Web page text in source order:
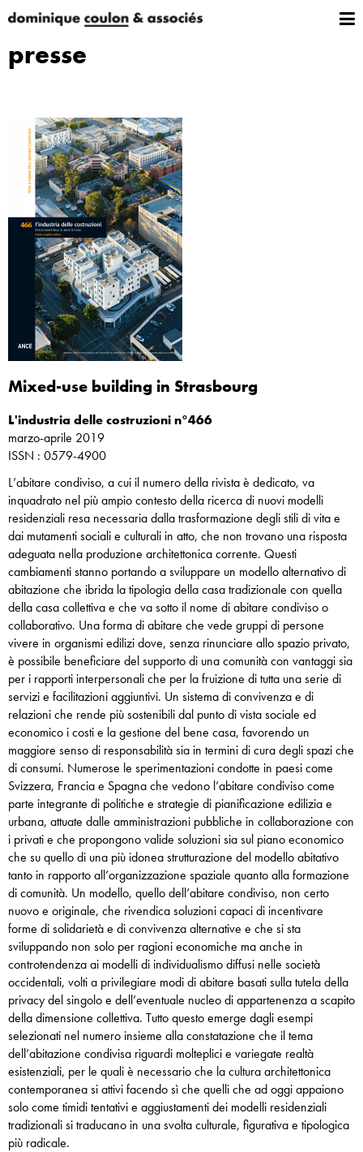
presse
Mixed-use building in Strasbourg
L'industria delle costruzioni n°466
marzo-aprile 2019
ISSN : 0579-4900
L’abitare condiviso, a cui il numero della rivista è dedicato, va
inquadrato nel più ampio contesto della ricerca di nuovi modelli
residenziali resa necessaria dalla trasformazione degli stili di vita e
dai mutamenti sociali e culturali in atto, che non trovano una risposta
adeguata nella produzione architettonica corrente. Questi
cambiamenti stanno portando a sviluppare un modello alternativo di
abitazione che ibrida la tipologia della casa tradizionale con quella
della casa collettiva e che va sotto il nome di abitare condiviso o
collaborativo. Una forma di abitare che vede gruppi di persone
vivere in organismi edilizi dove, senza rinunciare allo spazio privato,
è possibile beneficiare del supporto di una comunità con vantaggi sia
per i rapporti interpersonali che per la fruizione di tutta una serie di
servizi e facilitazioni aggiuntivi. Un sistema di convivenza e di
relazioni che rende più sostenibili dal punto di vista sociale ed
economico i costi e la gestione del bene casa, favorendo un
maggiore senso di responsabilità sia in termini di cura degli spazi che
di consumi. Numerose le sperimentazioni condotte in paesi come
Svizzera, Francia e Spagna che vedono l’abitare condiviso come
parte integrante di politiche e strategie di pianificazione edilizia e
urbana, attuate dalle amministrazioni pubbliche in collaborazione con
i privati e che propongono valide soluzioni sia sul piano economico
che su quello di una più idonea strutturazione del modello abitativo
tanto in rapporto all’organizzazione spaziale quanto alla formazione
di comunità. Un modello, quello dell’abitare condiviso, non certo
nuovo e originale, che rivendica soluzioni capaci di incentivare
forme di solidarietà e di convivenza alternative e che si sta
sviluppando non solo per ragioni economiche ma anche in
controtendenza ai modelli di individualismo diffusi nelle società
occidentali, volti a privilegiare modi di abitare basati sulla tutela della
privacy del singolo e dell’eventuale nucleo di appartenenza a scapito
della dimensione collettiva. Tutto questo emerge dagli esempi
selezionati nel numero insieme alla constatazione che il tema
dell’abitazione condivisa riguardi molteplici e variegate realtà
esistenziali, per le quali è necessario che la cultura architettonica
contemporanea si attivi facendo sì che quelli che ad oggi appaiono
solo come timidi tentativi e aggiustamenti dei modelli residenziali
tradizionali si traducano in una svolta culturale, figurativa e tipologica
più radicale.